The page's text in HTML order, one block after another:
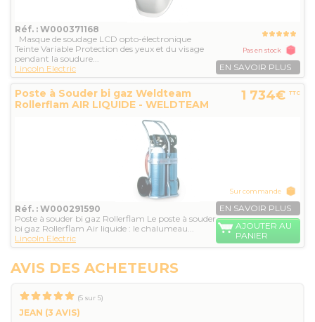
Réf. : W000371168
Masque de soudage LCD opto-électronique
Teinte Variable Protection des yeux et du visage
pendant la soudure...
Lincoln Electric
Pas en stock
EN SAVOIR PLUS
Poste à Souder bi gaz Weldteam
Rollerflam AIR LIQUIDE - WELDTEAM
1 734€ TTC
Réf. : W000291590
Poste à souder bi gaz Rollerflam Le poste à souder
bi gaz Rollerflam Air liquide : le chalumeau...
Lincoln Electric
Sur commande
EN SAVOIR PLUS
AJOUTER AU
PANIER
AVIS DES ACHETEURS
(5 sur 5)
JEAN (3 AVIS)